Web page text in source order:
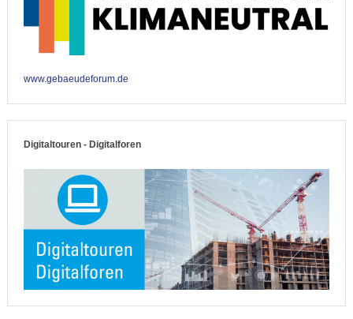
www.gebaeudeforum.de
Digitaltouren - Digitalforen